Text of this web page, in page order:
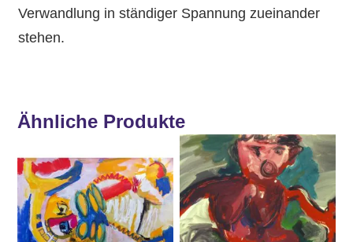
Verwandlung in ständiger Spannung zueinander
stehen.
Ähnliche Produkte